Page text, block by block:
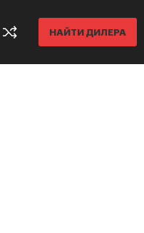
НАЙТИ ДИЛЕРА